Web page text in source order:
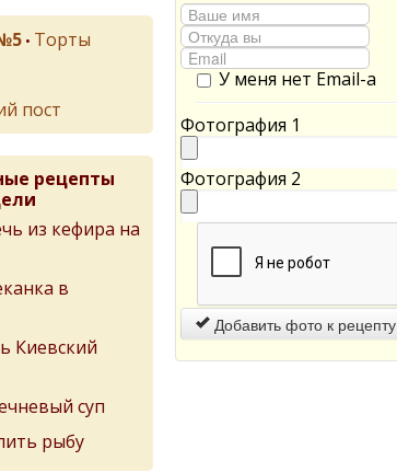
У меня нет Email-а
Фотография 1
Фотография 2
Добавить фото к рецепту
• Торты
пост
рецепты
из кефира на
в
Киевский
суп
рыбу